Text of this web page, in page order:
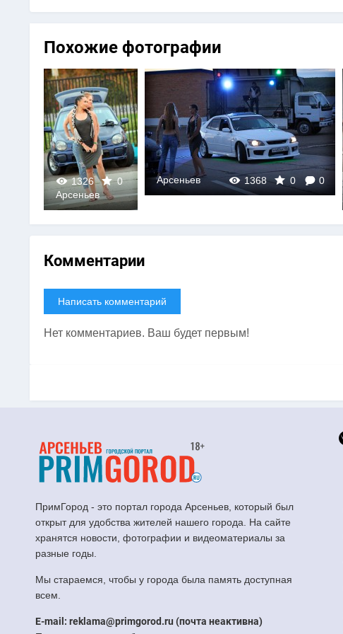
Похожие фотографии
1326
0
0
Арсеньев
1368 0 0
Арсеньев
Комментарии
Написать комментарий
Нет комментариев. Ваш будет первым!
ПримГород - это портал города Арсеньев, который был
открыт для удобства жителей нашего города. На сайте
хранятся новости, фотографии и видеоматериалы за
разные годы.
Мы стараемся, чтобы у города была память доступная
всем.
E-mail: reklama@primgorod.ru (почта неактивна)